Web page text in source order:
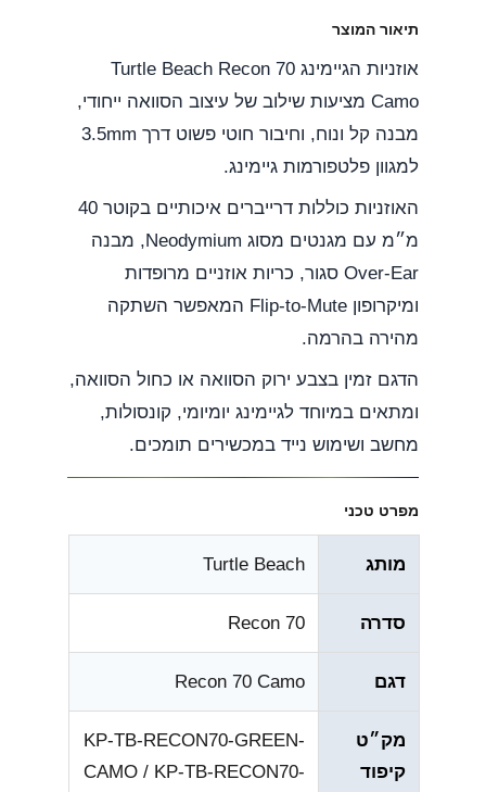
תיאור המוצר
אוזניות הגיימינג Turtle Beach Recon 70
Camo מציעות שילוב של עיצוב הסוואה ייחודי,
מבנה קל ונוח, וחיבור חוטי פשוט דרך 3.5mm
למגוון פלטפורמות גיימינג.
האוזניות כוללות דרייברים איכותיים בקוטר 40
מ״מ עם מגנטים מסוג Neodymium, מבנה
Over-Ear סגור, כריות אוזניים מרופדות
ומיקרופון Flip-to-Mute המאפשר השתקה
מהירה בהרמה.
הדגם זמין בצבע ירוק הסוואה או כחול הסוואה,
ומתאים במיוחד לגיימינג יומיומי, קונסולות,
מחשב ושימוש נייד במכשירים תומכים.
מפרט טכני
מותג Turtle Beach
סדרה Recon 70
דגם Recon 70 Camo
מק״ט
קיפוד
KP-TB-RECON70-GREEN-
CAMO / KP-TB-RECON70-